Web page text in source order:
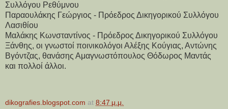
Συλλόγου Ρεθύμνου
Παραουλάκης Γεώργιος - Πρόεδρος Δικηγορικού Συλλόγου
Λασιθίου
Μαλάκης Κωνσταντίνος - Πρόεδρος Δικηγορικού Συλλόγου
Ξάνθης, οι γνωστοί ποινικολόγοι Αλέξης Κούγιας, Αντώνης
Βγόντζας, θανάσης Αμαγνωστόπουλος Θόδωρος Μαντάς
και πολλοί άλλοι.
dikografies.blogspot.com at 8:47 μ.μ.